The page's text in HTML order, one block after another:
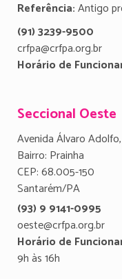
Referência:Antigo
(91) 3239-9500
crfpa@crfpa.org.br
Horário de
Seccional Oeste
Avenida Álvaro
Bairro: Prainha
CEP: 68.005-150
Santarém/PA
(93) 9 9141-0995
oeste@crfpa.org.br
Horário de
9h às 16h